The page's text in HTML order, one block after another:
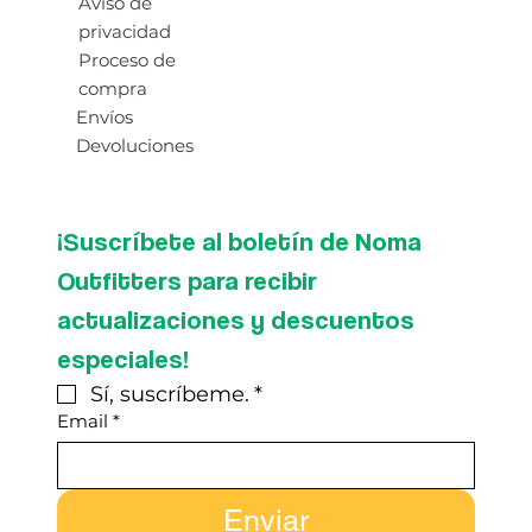
privacidad
Proceso de
compra
Envíos
Devoluciones
¡Suscríbete al boletín de Noma
Outfitters para recibir
actualizaciones y descuentos
especiales!
Sí, suscríbeme. *
Email *
Enviar